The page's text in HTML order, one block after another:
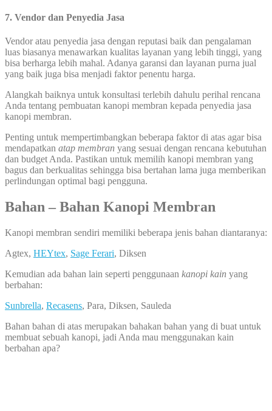
7. Vendor dan Penyedia Jasa
Vendor atau penyedia jasa dengan reputasi baik dan pengalaman
luas biasanya menawarkan kualitas layanan yang lebih tinggi, yang
bisa berharga lebih mahal. Adanya garansi dan layanan purna jual
yang baik juga bisa menjadi faktor penentu harga.
Alangkah baiknya untuk konsultasi terlebih dahulu perihal rencana
Anda tentang pembuatan kanopi membran kepada penyedia jasa
kanopi membran.
Penting untuk mempertimbangkan beberapa faktor di atas agar bisa
mendapatkan atap membran yang sesuai dengan rencana kebutuhan
dan budget Anda. Pastikan untuk memilih kanopi membran yang
bagus dan berkualitas sehingga bisa bertahan lama juga memberikan
perlindungan optimal bagi pengguna.
Bahan – Bahan Kanopi Membran
Kanopi membran sendiri memiliki beberapa jenis bahan diantaranya:
Agtex, HEYtex, Sage Ferari, Diksen
Kemudian ada bahan lain seperti penggunaan kanopi kain yang
berbahan:
Sunbrella, Recasens, Para, Diksen, Sauleda
Bahan bahan di atas merupakan bahakan bahan yang di buat untuk
membuat sebuah kanopi, jadi Anda mau menggunakan kain
berbahan apa?